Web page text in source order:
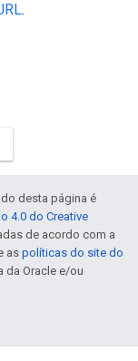
.
desta página é
4.0 do Creative
de acordo com a
aspolíticas do site do
da Oracle e/ou